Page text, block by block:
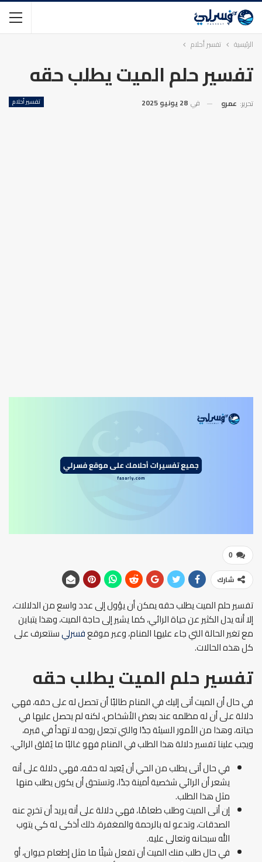
الرئيسية تفسير أحلام
تفسير حلم الميت يطلب حقه
تفسير أحلام تحرير: عمرو في 28 يونيو 2025
0
شارك
تفسير حلم الميت يطلب حقه يمكن أن يؤول إلى عدد واسع من الدلالات،
إلا أنه يدل الكثير عن حياة الرائي، كما يشير إلى حاجة الميت، وهذا يتباين
مع تغير الحالة التي جاء عليها المنام، وعبر موقعفسرليسنتعرف على
كل هذه الحالات.
تفسير حلم الميت يطلب حقه
في حال أن الميت أتى إليك في المنام طالبًا أن تحصل له على حقه، فهي
دلالة على أن له مظلمه عند بعض الأشخاص، لكنه لم يحصل عليها في
حياته، وهذا من الأمور السيئة جدًا والتي تجعل روحه لا تهدأ في قبره،
ويجب علينا تفسير دلالة هذا الطلب في المنام فهو غالبًا ما يُقلق الرائي.
في حال أتى يطلب من الحي أن يُعيد له حقه، فهي دلالة على أنه
يشعر أن الرائي شخصية أمينة جدًا، وتستحق أن يكون يطلب منها
مثل هذا الطلب.
إن أتى الميت وطلب طعامًا، فهي دلالة على أنه يريد أن تخرج عنه
الصدقات، وتدعو له بالرحمة والمغفرة، ذلك أذكى له كي يتوب
الله سبحانه وتعالى عليه.
في حال طلب منك الميت أن تفعل شيئًا ما مثل إطعام حيوان، أو